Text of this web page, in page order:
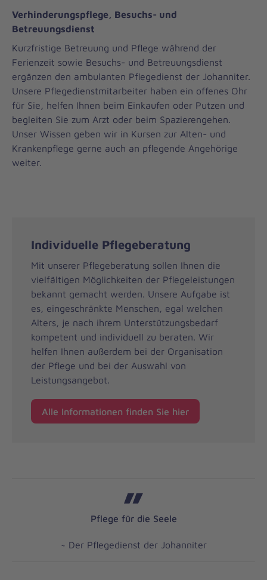
Verhinderungspflege, Besuchs- und
Betreuungsdienst
Kurzfristige Betreuung und Pflege während der
Ferienzeit sowie Besuchs- und Betreuungsdienst
ergänzen den ambulanten Pflegedienst der Johanniter.
Unsere Pflegedienstmitarbeiter haben ein offenes Ohr
für Sie, helfen Ihnen beim Einkaufen oder Putzen und
begleiten Sie zum Arzt oder beim Spazierengehen.
Unser Wissen geben wir in Kursen zur Alten- und
Krankenpflege gerne auch an pflegende Angehörige
weiter.
Individuelle Pflegeberatung
Mit unserer Pflegeberatung sollen Ihnen die
vielfältigen Möglichkeiten der Pflegeleistungen
bekannt gemacht werden. Unsere Aufgabe ist
es, eingeschränkte Menschen, egal welchen
Alters, je nach ihrem Unterstützungsbedarf
kompetent und individuell zu beraten. Wir
helfen Ihnen außerdem bei der Organisation
der Pflege und bei der Auswahl von
Leistungsangebot.
Alle Informationen finden Sie hier
Pflege für die Seele
~ Der Pflegedienst der Johanniter